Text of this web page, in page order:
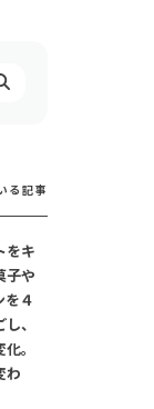
る記事
をキ
子や
を４
、
。
わ